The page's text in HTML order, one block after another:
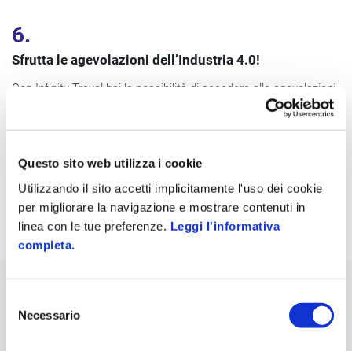
Questo sito web utilizza i cookie
Utilizzando il sito accetti implicitamente l'uso dei cookie
per migliorare la navigazione e mostrare contenuti in
linea con le tue preferenze. Leggi l'informativa
completa.
delNecessario
6.
Sfrutta le agevolazioni dell’Industria 4.0!
Con Infinity Traxal hai la possibilità di accedere alle agevolazioni
dell'Industria 4.0, grazie all'interconnessione con i macchinari e i